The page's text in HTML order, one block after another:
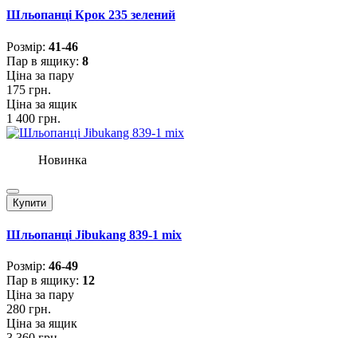
Шльопанці Крок 235 зелений
Розмiр: 41-46
Пар в ящику: 8
Ціна за пару
175 грн.
Ціна за ящик
1 400 грн.
Новинка
Купити
Шльопанці Jibukang 839-1 mix
Розмiр: 46-49
Пар в ящику: 12
Ціна за пару
280 грн.
Ціна за ящик